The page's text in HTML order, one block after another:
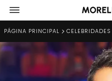
PÁGINA PRINCIPAL CELEBRIDADES